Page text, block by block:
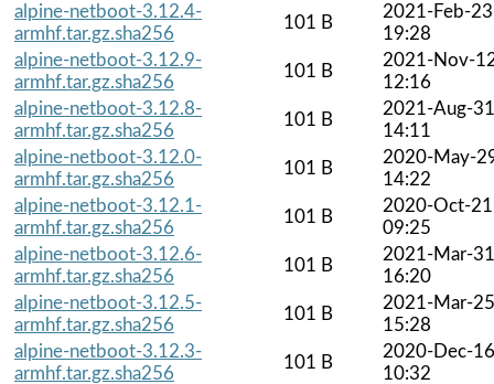
alpine-netboot-3.12.4-
armhf.tar.gz.sha256
101 B
2021-Feb-23
19:28
alpine-netboot-3.12.9-
armhf.tar.gz.sha256
101 B
2021-Nov-
12:16
alpine-netboot-3.12.8-
armhf.tar.gz.sha256
101 B
2021-Aug-31
14:11
alpine-netboot-3.12.0-
armhf.tar.gz.sha256
101 B
2020-May-
14:22
alpine-netboot-3.12.1-
armhf.tar.gz.sha256
101 B
2020-Oct-21
09:25
alpine-netboot-3.12.6-
armhf.tar.gz.sha256
101 B
2021-Mar-31
16:20
alpine-netboot-3.12.5-
armhf.tar.gz.sha256
101 B
2021-Mar-25
15:28
alpine-netboot-3.12.3-
armhf.tar.gz.sha256
101 B
2020-Dec-16
10:32